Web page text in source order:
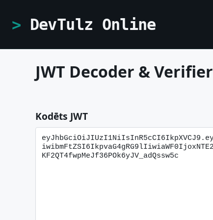
DevTulz Online
JWT Decoder & Verifier
Kodēts JWT